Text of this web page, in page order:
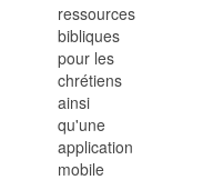
ressources
bibliques
pour les
chrétiens
ainsi
qu'une
application
mobile